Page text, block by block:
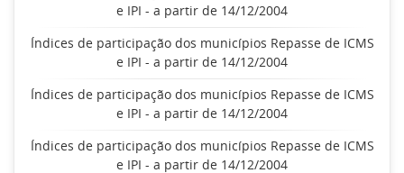
e IPI - a partir de 14/12/2004
Índices de participação dos municípios Repasse de ICMS
e IPI - a partir de 14/12/2004
Índices de participação dos municípios Repasse de ICMS
e IPI - a partir de 14/12/2004
Índices de participação dos municípios Repasse de ICMS
e IPI - a partir de 14/12/2004